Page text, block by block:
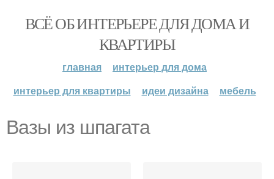
ВСЁ ОБ ИНТЕРЬЕРЕ ДЛЯ ДОМА И
КВАРТИРЫ
главная
интерьер для дома
интерьер для квартиры
идеи дизайна мебель
Вазы из шпагата